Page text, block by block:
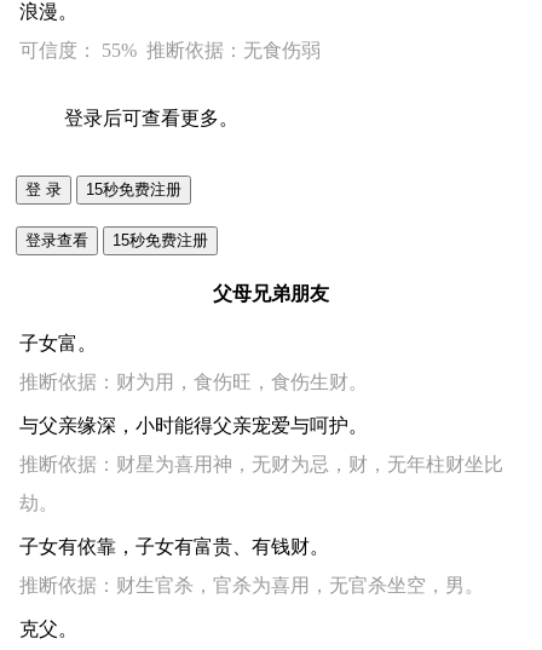
浪漫。
可信度： 55% 推断依据：无食伤弱
登录后可查看更多。
父母兄弟朋友
子女富。
推断依据：财为用，食伤旺，食伤生财。
与父亲缘深，小时能得父亲宠爱与呵护。
推断依据：财星为喜用神，无财为忌，财，无年柱财坐比
劫。
子女有依靠，子女有富贵、有钱财。
推断依据：财生官杀，官杀为喜用，无官杀坐空，男。
克父。